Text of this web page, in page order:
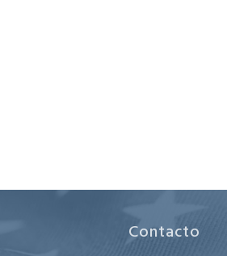
Contacto